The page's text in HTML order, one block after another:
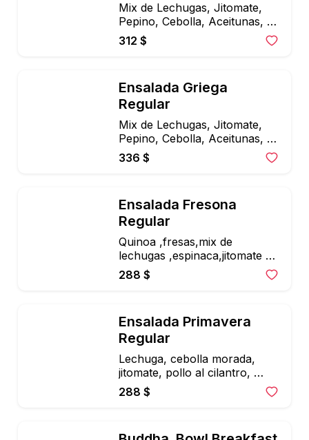
Mix de Lechugas, Jitomate,
Pepino, Cebolla, Aceitunas, y
Queso de Cabra, Vinagreta
Balsamica,
312 $
Ensalada Griega
Regular
Mix de Lechugas, Jitomate,
Pepino, Cebolla, Aceitunas, y
Queso de Cabra, Vinagreta
Balsamica, filete de atún
336 $
Ensalada Fresona
Regular
Quinoa ,fresas,mix de
lechugas ,espinaca,jitomate
cherry ,queso de cabra,
almendras y pepitas ,aderezo
288 $
Ensalada Primavera
Regular
Lechuga, cebolla morada,
jitomate, pollo al cilantro,
aguacate, piña asada o
mango, y almendra fileteada.
288 $